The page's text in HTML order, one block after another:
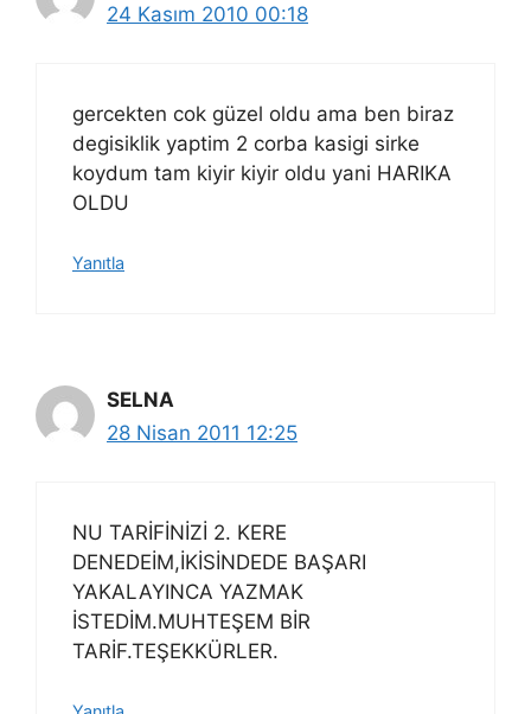
24 Kasım 2010 00:18
gercekten cok güzel oldu ama ben biraz
degisiklik yaptim 2 corba kasigi sirke
koydum tam kiyir kiyir oldu yani HARIKA
OLDU
Yanıtla
SELNA
28 Nisan 2011 12:25
NU TARİFİNİZİ 2. KERE
DENEDEİM,İKİSİNDEDE BAŞARI
YAKALAYINCA YAZMAK
İSTEDİM.MUHTEŞEM BİR
TARİF.TEŞEKKÜRLER.